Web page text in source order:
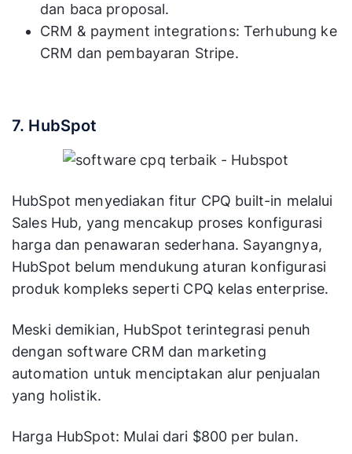
dan baca proposal.
CRM & payment integrations: Terhubung ke
CRM dan pembayaran Stripe.
7. HubSpot
HubSpot menyediakan fitur CPQ built-in melalui
Sales Hub, yang mencakup proses konfigurasi
harga dan penawaran sederhana. Sayangnya,
HubSpot belum mendukung aturan konfigurasi
produk kompleks seperti CPQ kelas enterprise.
Meski demikian, HubSpot terintegrasi penuh
dengan software CRM dan marketing
automation untuk menciptakan alur penjualan
yang holistik.
Harga HubSpot: Mulai dari $800 per bulan.